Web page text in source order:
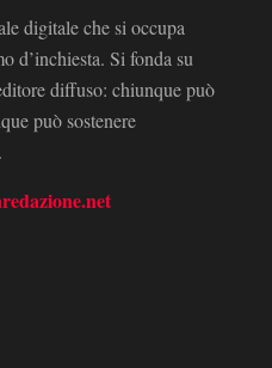
digitale che si occupa
d’inchiesta. Si fonda su
diffuso: chiunque può
può sostenere